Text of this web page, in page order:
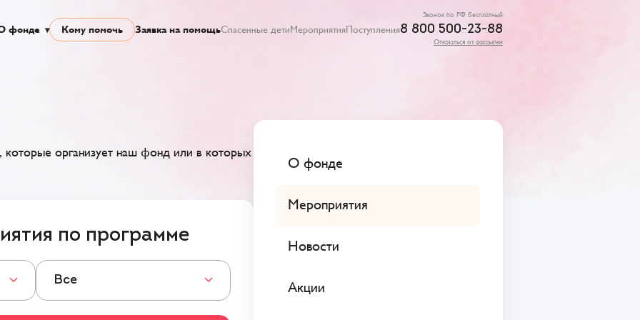
фонде Кому помочь Заявка на помощьСпасенные детиМероприятияПоступления
Звонок по РФ бесплатный
8 800 500-23-88
Отказаться от рассылки
организует наш фонд или в которых
по программе
Все
О фонде
Мероприятия
Новости
Акции